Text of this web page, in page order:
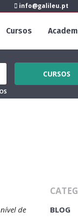
info@galileu.pt
Cursos
CURSOS
de
BLOG